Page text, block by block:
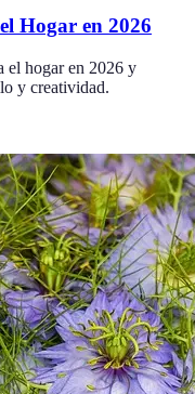
Hogar en 2026
el hogar en 2026 y
y creatividad.